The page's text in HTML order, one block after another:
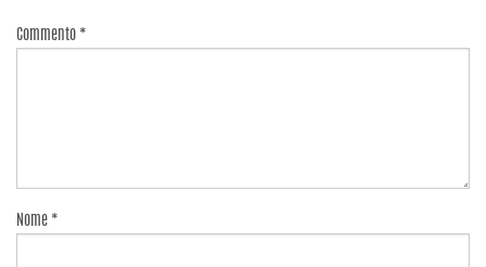
Commento *
Nome *